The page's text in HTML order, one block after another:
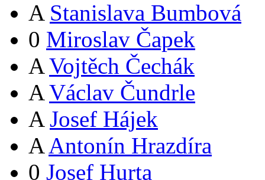
A Stanislava Bumbová
0 Miroslav Čapek
A Vojtěch Čechák
A Václav Čundrle
A Josef Hájek
A Antonín Hrazdíra
0 Josef Hurta